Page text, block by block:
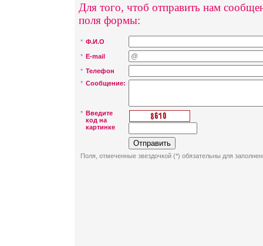
Для того, чтоб отправить нам
поля формы:
* Ф.И.О
* E-mail
* Телефон
* Сообщение:
* Введите
код на
картинке
Поля, отмеченные звездочкой (*) обязательны для